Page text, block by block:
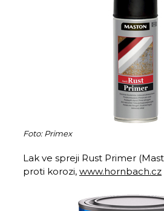
Foto: Primex
Lak ve spreji Rust Primer
proti korozi, www.hornbach.cz